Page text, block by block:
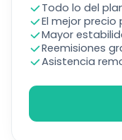
Todo lo del
El mejor
Mayor
Reemisiones
Asistencia